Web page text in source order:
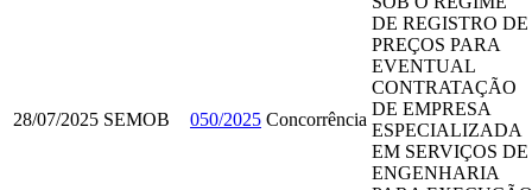
28/07/2025 SEMOB 050/2025 Concorrência
DE REGISTRO DE
PREÇOS PARA
EVENTUAL
CONTRATAÇÃO
DE EMPRESA
ESPECIALIZADA
EM SERVIÇOS DE
ENGENHARIA